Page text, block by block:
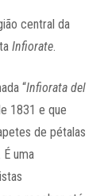
central da
Infiorate.
“Infiorata del
1831 e que
de pétalas
uma